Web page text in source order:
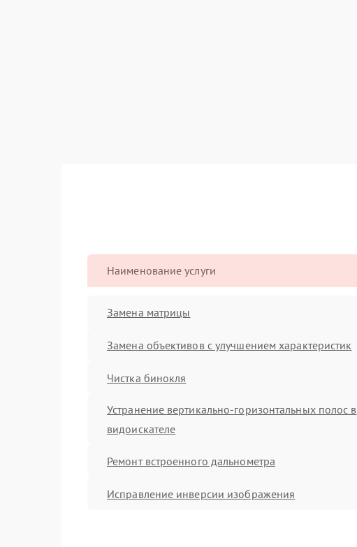
Наименование услуги
Замена матрицы
Замена объективов с улучшением характеристик
Чистка бинокля
Устранение вертикально-горизонтальных полос в
видоискателе
Ремонт встроенного дальнометра
Исправление инверсии изображения